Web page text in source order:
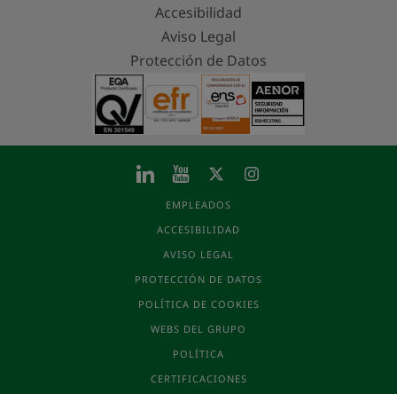
Accesibilidad
Aviso Legal
Protección de Datos
EMPLEADOS
ACCESIBILIDAD
AVISO LEGAL
PROTECCIÓN DE DATOS
POLÍTICA DE COOKIES
WEBS DEL GRUPO
POLÍTICA
CERTIFICACIONES